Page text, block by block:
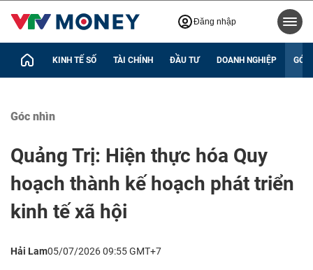
Đăng nhập
KINH TẾ SỐ TÀI CHÍNH ĐẦU TƯ DOANH NGHIỆP GÓC
Góc nhìn
Quảng Trị: Hiện thực hóa Quy
hoạch thành kế hoạch phát triển
kinh tế xã hội
Hải Lam05/07/2026 09:55 GMT+7